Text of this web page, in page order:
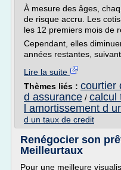
À mesure des âges,
de risque accru. Les
les 12 premiers mois de
Cependant, elles
années restantes, suivant
Lire la suite
Thèmes liés : courtier
d assurance / calcul
l amortissement d
d un taux de credit
Renégocier son
Meilleurtaux
Pour une meilleure